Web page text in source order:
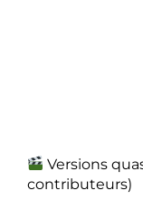
Versions
contributeurs)